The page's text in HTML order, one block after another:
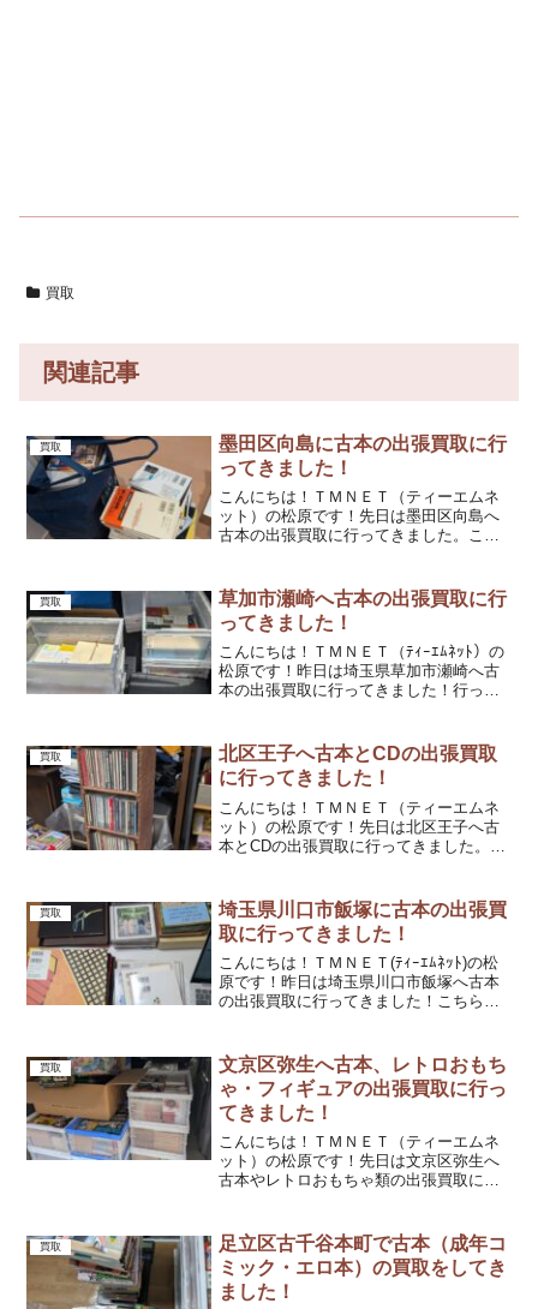
買取
関連記事
買取
墨田区向島に古本の出張買取に行
ってきました！
こんにちは！ＴＭＮＥＴ（ティーエムネ
ット）の松原です！先日は墨田区向島へ
古本の出張買取に行ってきました。こち
用になります。リピートしていただきあ
りがとうございます。(...
買取
草加市瀬崎へ古本の出張買取に行
ってきました！
こんにちは！ＴＭＮＥＴ（ﾃｨｰｴﾑﾈｯﾄ）の
松原です！昨日は埼玉県草加市瀬崎へ古
本の出張買取に行ってきました！行って
り、整理をされているのだそうです。お
客様の学生時代に...
買取
北区王子へ古本とCDの出張買取
に行ってきました！
こんにちは！ＴＭＮＥＴ（ティーエムネ
ット）の松原です！先日は北区王子へ古
本とCDの出張買取に行ってきました。行
てすべて引き取らせていただきました。
当店のホームページを...
買取
埼玉県川口市飯塚に古本の出張買
取に行ってきました！
こんにちは！ＴＭＮＥＴ(ﾃｨｰｴﾑﾈｯﾄ)の松
原です！昨日は埼玉県川口市飯塚へ古本
の出張買取に行ってきました！こちらの
して本当にありがとうございます。(#^^#)
行って...
買取
文京区弥生へ古本、レトロおもち
ゃ・フィギュアの出張買取に行っ
てきました！
こんにちは！ＴＭＮＥＴ（ティーエムネ
ット）の松原です！先日は文京区弥生へ
古本やレトロおもちゃ類の出張買取に行
主の旦那様のものだそうで、整理をして
いるのだそうです。買い取...
買取
足立区古千谷本町で古本（成年コ
ミック・エロ本）の買取をしてき
ました！